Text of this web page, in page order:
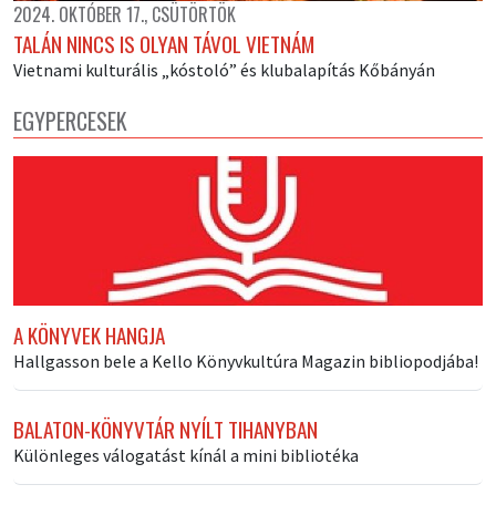
2024. OKTÓBER 17., CSÜTÖRTÖK
TALÁN NINCS IS OLYAN TÁVOL VIETNÁM
Vietnami kulturális „kóstoló” és klubalapítás Kőbányán
EGYPERCESEK
A KÖNYVEK HANGJA
Hallgasson bele a Kello Könyvkultúra Magazin bibliopodjába!
BALATON-KÖNYVTÁR NYÍLT TIHANYBAN
Különleges válogatást kínál a mini bibliotéka